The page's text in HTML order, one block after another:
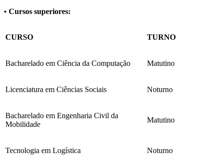
• Cursos superiores:
CURSO TURNO
Bacharelado em Ciência da Computação Matutino
Licenciatura em Ciências Sociais Noturno
Bacharelado em Engenharia Civil da
Mobilidade
Matutino
Tecnologia em Logística Noturno